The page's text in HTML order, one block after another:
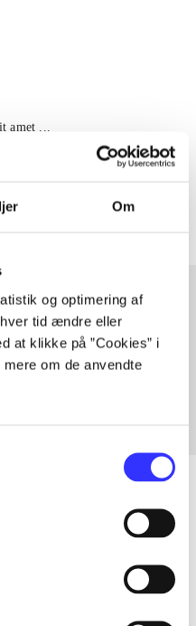
Om
og optimering af
tid ændre eller
at klikke på ”Cookies” i
om de anvendte
amet ...